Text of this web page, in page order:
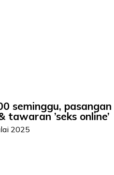
seminggu,
tawaran ’seks online’
2025